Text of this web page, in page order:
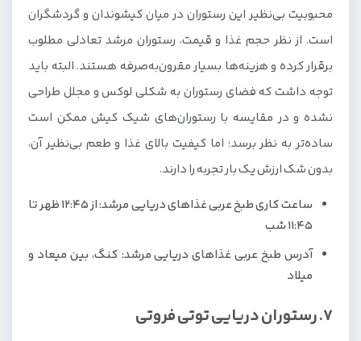
محبوبیت بی‌نظیر این رستوران در میان کیشوندان و گردشگران
است. از نظر حجم غذا و قیمت، رستوران مرشد تعادلی مطلوب
برقرار کرده و هزینه‌ها بسیار مقرون‌به‌صرفه هستند. البته باید
توجه داشت که فضای رستوران به شکلی لوکس و مجلل طراحی
نشده و در مقایسه با رستوران‌های شیک کیش ممکن است
ساده‌تر به نظر برسد؛ اما کیفیت بالای غذا و طعم بی‌نظیر آن،
بدون شک ارزش یک بار تجربه را دارند.
ساعت کاری طبخ عربی غذاهای دریایی مرشد: از 12:45 ظهر تا
11:45 شب
آدرس طبخ عربی غذاهای دریایی مرشد: کنگ، بین میعاد و
میلاد
7. رستوران دریایی توتی فروتی